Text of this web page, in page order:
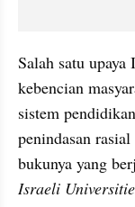
Salah satu upaya
kebencian
sistem
penindasan
bukunya yang
Israeli